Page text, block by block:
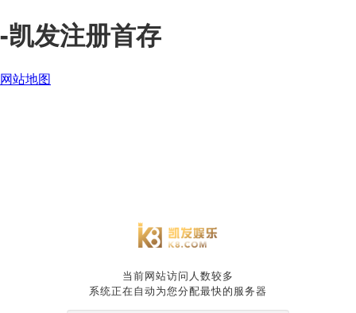
-凯发注册首存
当前网站访问人数较多
系统正在自动为您分配最快的服务器
网站地图